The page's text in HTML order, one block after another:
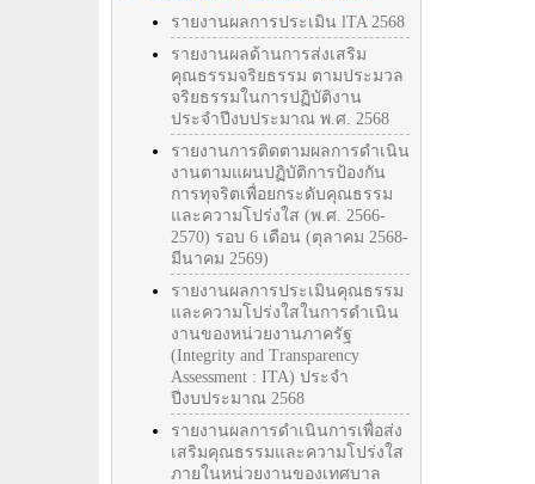
รายงานผลการประเมิน lTA 2568
รายงานผลด้านการส่งเสริม
คุณธรรมจริยธรรม ตามประมวล
จริยธรรมในการปฏิบัติงาน
ประจำปีงบประมาณ พ.ศ. 2568
รายงานการติดตามผลการดำเนิน
งานตามแผนปฏิบัติการป้องกัน
การทุจริตเพื่อยกระดับคุณธรรม
และความโปร่งใส (พ.ศ. 2566-
2570) รอบ 6 เดือน (ตุลาคม 2568-
มีนาคม 2569)
รายงานผลการประเมินคุณธรรม
และความโปร่งใสในการดำเนิน
งานของหน่วยงานภาครัฐ
(Integrity and Transparency
Assessment : ITA) ประจำ
ปีงบประมาณ 2568
รายงานผลการดำเนินการเพื่อส่ง
เสริมคุณธรรมและความโปร่งใส
ภายในหน่วยงานของเทศบาล